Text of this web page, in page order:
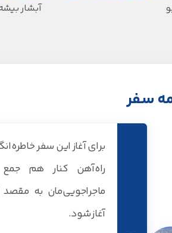
آبشار
سفر
برای آغاز این سفر
راه‌آهن کنار هم
ماجراجویی‌مان به مقصد
آغاز شود.